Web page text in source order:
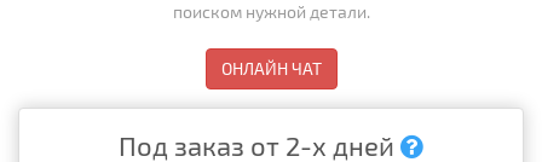
поиском нужной детали.
ОНЛАЙН ЧАТ
Под заказ от 2-х дней